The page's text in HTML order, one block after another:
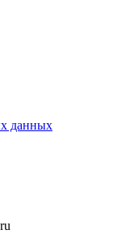
данных